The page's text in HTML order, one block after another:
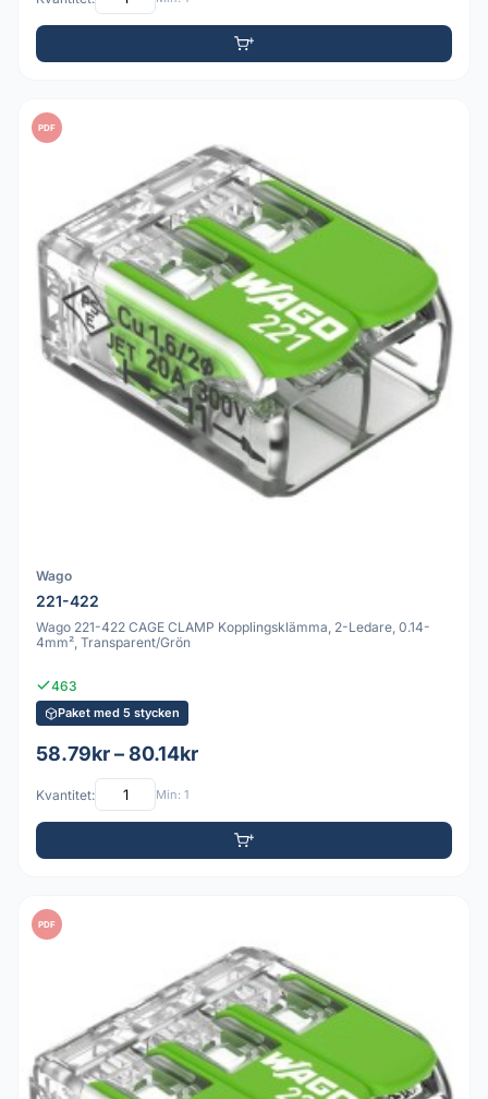
PDF
Wago
221-422
Wago 221-422 CAGE CLAMP Kopplingsklämma, 2-Ledare, 0.14-
4mm², Transparent/Grön
463
Paket med 5 stycken
58.79kr – 80.14kr
Kvantitet: Min: 1
PDF